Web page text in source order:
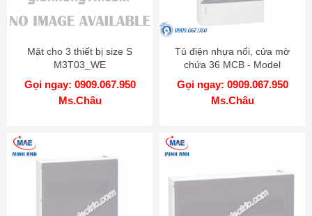
Mặt cho 3 thiết bị size S
M3T03_WE
Gọi ngay: 0909.067.950
Ms.Châu
Tủ điện nhựa nổi, cửa mờ
chứa 36 MCB - Model
MIP12312T
Gọi ngay: 0909.067.950
Ms.Châu